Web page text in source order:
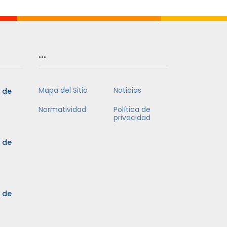
de
de
de
…
Mapa del Sitio
Noticias
Normatividad
Política de
privacidad